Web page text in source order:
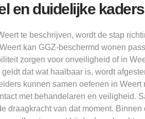
en duidelijke kaders
te beschrijven, wordt de stap
kan GGZ-beschermd wonen
zorgen voor onveiligheid of in
dat wat haalbaar is, wordt
kunnen samen oefenen in Weert
met behandelaren en veiligheid.
draagkracht van dat moment. Binnen